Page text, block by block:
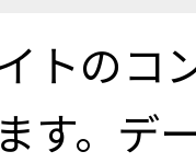
トのコ
す。デ